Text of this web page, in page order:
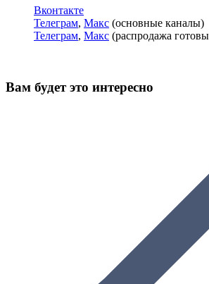
Вконтакте
Телеграм, Макс (основные каналы)
Телеграм, Макс (распродажа
Вам будет это интересно